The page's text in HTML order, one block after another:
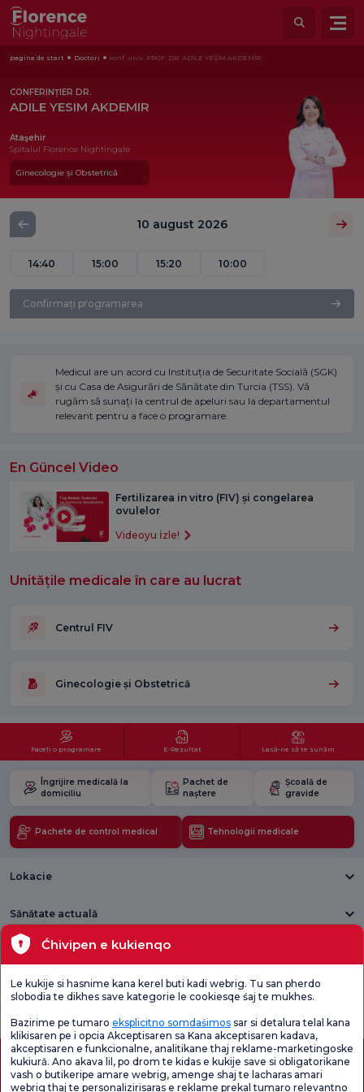
pagina de start Doctori conf. univ. PROF. DR. ADİLE YEŞİM AKDEMİR
CONFERINȚIER DR.
ADILE YESIM AKDEMIR
Ataşehir
Spitalul Florence Nightingale
Ginecologie și Obstetrică
10 august 2026
14:40 15:00 15:20 10:00
Confirmați programarea
Medicul are un acord cu Instituția de Securitate Socială (SGK)
și cu Casa de Asigurări de Sănătate din Turcia (TSS). Vă
rugăm să sunați la centrul de apeluri sau la departamentul
relevant pentru a face o programare.
En Güncel Video
Fertilizarea in vitro (FIV) și congelarea
ovulelor
Videoyu İzle!
Unitățile medicale în care au lucrat
Centrul FIV
Ginecologie și Obstetrică
Faceți o programare E-Rezultat Lasă-ne să te sunăm
Îngrijire medicală la
domiciliu
Pachet de
naștere
Școală de
gravide
Pachete de control medical Tehnologii medicale
Lokacie
Sănătate actuală
Unități medicale
Sondaj general
Verificați
Chestionarul de
Sondaj de
Ćhivipen e kukienqo
Le kukije si hasnime kana kerel buti kadi webrig. Tu san pherdo
slobodia te dikhes save kategorie le cookiesqe śaj te mukhes.
Bazirime pe tumaro eksplicitno somdaśimos sar si detalura telal kana
klikisaren pe i opcia Akceptisaren sa Kana akceptisaren kadava,
akceptisaren e funkcionalne, analitikane thaj reklame-marketingoske
kukiură. Ano akava lil, po drom te kidas e kukije save si obligatorikane
vash o butikeripe amare webrig, amenge shaj te lacharas amari
webrig thaj te personalizirisaras e reklame prekal tumaro relevantno